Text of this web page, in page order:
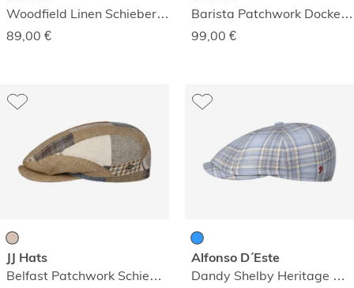
Woodfield Linen Schiebermütze
89,00 €
Barista Patchwork Dockermütze
99,00 €
JJ Hats
Belfast Patchwork Schiebermütze
Alfonso D´Este
Dandy Shelby Heritage Mütze